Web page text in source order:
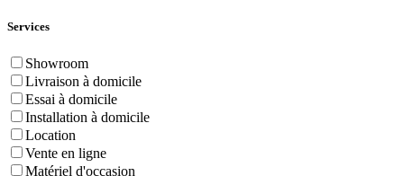
Services
Showroom
Livraison à domicile
Essai à domicile
Installation à domicile
Location
Vente en ligne
Matériel d'occasion